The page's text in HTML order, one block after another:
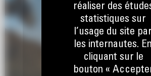
réaliser des
statistiques sur
l’usage du site par
les internautes. En
cliquant sur le
bouton «